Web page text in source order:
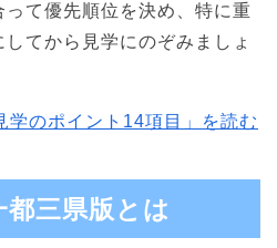
て優先順位を決め、特に重
てから見学にのぞみましょ
学のポイント14項目」を読む
三県版とは